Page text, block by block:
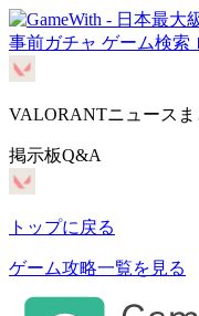
事前ガチャ ゲーム検索
VALORANTニュース
掲示板Q&A
トップに戻る
ゲーム攻略一覧を見る